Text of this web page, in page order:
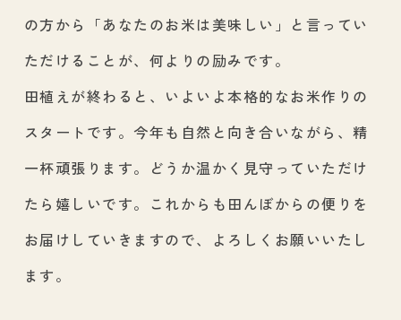
の方から「あなたのお米は美味しい」と言ってい
ただけることが、何よりの励みです。
田植えが終わると、いよいよ本格的なお米作りの
スタートです。今年も自然と向き合いながら、精
一杯頑張ります。どうか温かく見守っていただけ
たら嬉しいです。これからも田んぼからの便りを
お届けしていきますので、よろしくお願いいたし
ます。